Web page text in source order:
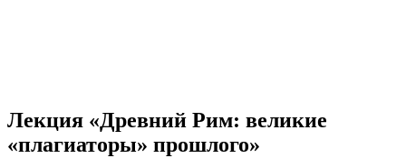
Лекция «Древний Рим: великие
«плагиаторы» прошлого»